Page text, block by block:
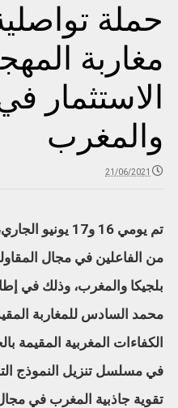
حملة
مغاربة
الاستثمار
والمغرب
21/06/2021
تم يومي 16 و17
من الفاعلين في مجال
بلجيكا والمغرب، وذلك في
محمد السادس للمغاربة
الكفاءات المغربية المقيمة
في مسلسل تنزيل النموذج
تقوية جاذبية المغرب في